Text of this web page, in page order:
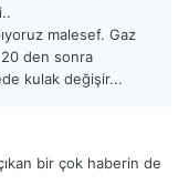
malesef. Gaz
den sonra
kulak değişir...
bir çok haberin de